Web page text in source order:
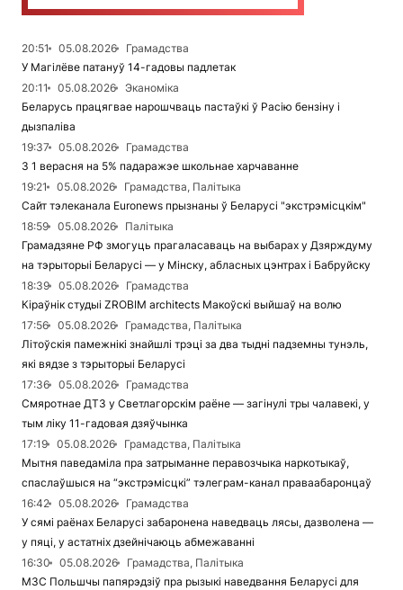
20:51 05.08.2026
Грамадства
У Магілёве патануў 14-гадовы падлетак
20:11
05.08.2026
Эканоміка
Беларусь працягвае нарошчваць пастаўкі ў Расію бензіну і
дызпаліва
19:37
05.08.2026
Грамадства
З 1 верасня на 5% падаражэе школьнае харчаванне
19:21
05.08.2026
Грамадства, Палітыка
Сайт тэлеканала Euronews прызнаны ў Беларусі "экстрэмісцкім"
18:59
05.08.2026
Палітыка
Грамадзяне РФ змогуць прагаласаваць на выбарах у Дзярждуму
на тэрыторыі Беларусі — у Мінску, абласных цэнтрах і Бабруйску
18:39
05.08.2026
Грамадства
Кіраўнік студыі ZROBIM architects Макоўскі выйшаў на волю
17:56
05.08.2026
Грамадства, Палітыка
Літоўскія памежнікі знайшлі трэці за два тыдні падземны тунэль,
які вядзе з тэрыторыі Беларусі
17:36
05.08.2026
Грамадства
Смяротнае ДТЗ у Светлагорскім раёне — загінулі тры чалавекі, у
тым ліку 11-гадовая дзяўчынка
17:19
05.08.2026
Грамадства, Палітыка
Мытня паведаміла пра затрыманне перавозчыка наркотыкаў,
спаслаўшыся на “экстрэмісцкі” тэлеграм-канал праваабаронцаў
16:42
05.08.2026
Грамадства
У сямі раёнах Беларусі забаронена наведваць лясы, дазволена —
у пяці, у астатніх дзейнічаюць абмежаванні
16:30
05.08.2026
Грамадства, Палітыка
МЗС Польшчы папярэдзіў пра рызыкі наведвання Беларусі для